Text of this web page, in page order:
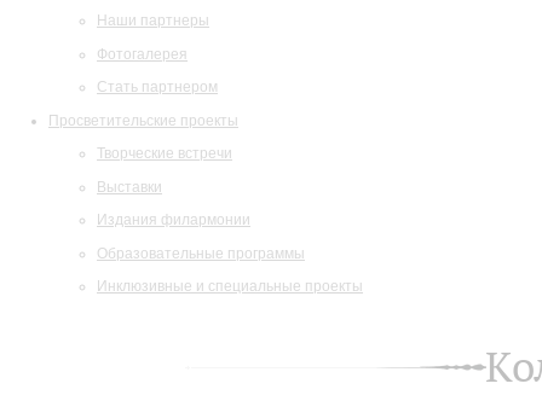
Наши партнеры
Фотогалерея
Стать партнером
Просветительские проекты
Творческие встречи
Выставки
Издания филармонии
Образовательные программы
Инклюзивные и специальные проекты